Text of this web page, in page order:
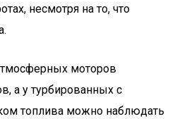
несмотря на то, что
моторов
а у турбированных с
топлива можно наблюдать